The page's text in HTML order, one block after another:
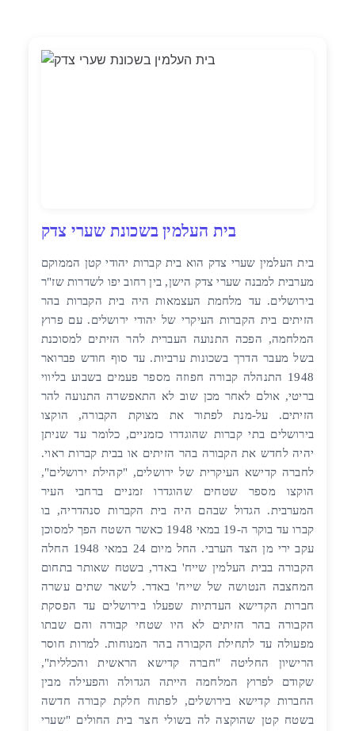
בית העלמין בשכונת שערי צדק
בית העלמין שערי צדק הוא בית קברות יהודי קטן הממוקם
מערבית למבנה שערי צדק הישן, בין רחוב יפו לשדרות שז"ר
בירושלים. עד מלחמת העצמאות היה בית הקברות בהר
הזיתים בית הקברות העיקרי של יהודי ירושלים. עם פרוץ
המלחמה, הפכה התנועה העברית להר הזיתים למסוכנת
בשל מעבר הדרך בשכונות ערביות. עד סוף חודש פברואר
1948 התנהלה קבורה חפוזה מספר פעמים בשבוע בליווי
בריטי, אולם לאחר מכן שוב לא התאפשרה התנועה להר
הזיתים. על-מנת לפתור את מצוקת הקבורה, הוקצו
בירושלים בתי קברות שהוגדרו כזמניים, כלומר עד שניתן
יהיה לחדש את הקבורה בהר הזיתים או בבית קברות ראוי.
לחברה קדישא העיקרית של ירושלים, "קהילת ירושלים",
הוקצו מספר שטחים שהוגדרו זמניים ברחבי העיר
המערבית. הגדול שבהם היה בית הקברות סנהדריה, בו
קברו עד בוקר ה-19 במאי 1948 כאשר השטח הפך למסוכן
עקב ירי מן הצד הערבי. החל מיום 24 במאי 1948 החלה
הקבורה בבית העלמין שייח' באדר, בשטח שאותר בתחום
המחצבה הנטושה של שייח' באדר. לשאר שתים עשרה
חברות הקדישא העדתיות שפעלו בירושלים עד הפסקת
הקבורה בהר הזיתים לא היו שטחי קבורה והם שבתו
מפעולה עד לתחילת הקבורה בהר המנוחות. למרות חוסר
הרישיון החליטה "חברה קדישא הראשית והכללית",
שקודם לפרוץ המלחמה הייתה הגדולה והפעילה מבין
החברות קדישא בירושלים, לפתוח חלקת קבורה חדשה
בשטח קטן שהוקצה לה בשולי חצר בית החולים "שערי